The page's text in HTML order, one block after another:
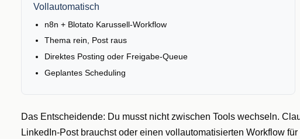
Vollautomatisch
n8n + Blotato Karussell-Workflow
Thema rein, Post raus
Direktes Posting oder Freigabe-Queue
Geplantes Scheduling
Das Entscheidende: Du musst nicht zwischen Tools wechseln.
LinkedIn-Post brauchst oder einen vollautomatisierten Workflow